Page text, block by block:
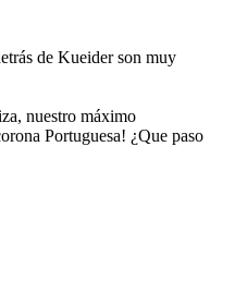
de Kueider son muy
nuestro máximo
Portuguesa! ¿Que paso